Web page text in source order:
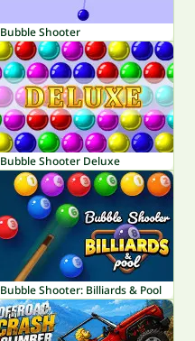
Bubble Shooter
Bubble Shooter Deluxe
Bubble Shooter: Billiards & Pool